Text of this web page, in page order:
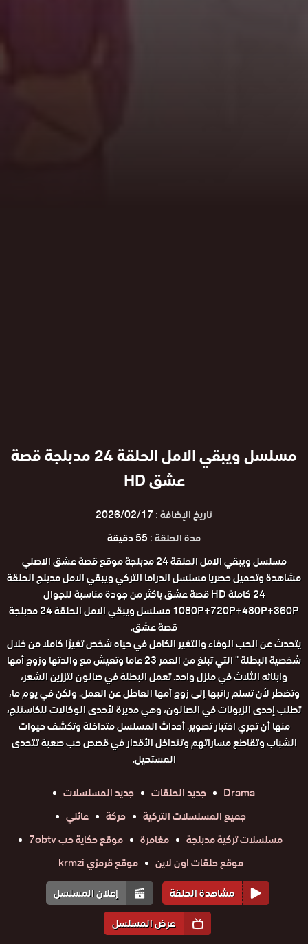
مسلسل ويبقي الامل الحلقة 24 مدبلجة قصة
عشق HD
تاريخ الإضافة :2026/02/17
مدة الحلقة :55 دقيقة
مسلسل ويبقي الامل الحلقة 24 مدبلجة موقع قصة عشق الاصلي
مشاهدة وتحميل حصريا مسلسل الدراما التركي ويبقي الامل مدبلج الحلقة
24 كاملة HD قصة عشق باكثر من جودة مناسبة للجوال
1080P+720P+480P+360P مسلسل ويبقي الامل الحلقة 24 مدبلجة
قصة عشق.
يتحدث عن الحب الوفاء والتغير الكامل في حياه شخص تغيرًا كاملا من خلال
شخصية البطلة " التي تبلغ من العمر 23 عاما وتعيش مع والدتها وزوج أمها
وابنائه الثلاث في منزل واحد. تعمل البطلة في صالون لتززين الشعر،
وتضطر لأن تسلم راتبها إلى زوج أمها العاطل عن العمل. ولكن في يوم ما،
تطلب إحدى الزبونات في الصالون، وهي مديرة لأحدى الوكالات للكاستنج،
منها أن تجري اختبار تصوير. أحداث المسلسل متداخلة وتكشف حيوات
الشباب وتقاطع مساراتهم وتتداخل الأقدار في قصص حب صعبة تتحدى
المستحيل.
Drama
جديد الحلقات
جديد المسلسلات
جميع المسلسلات التركية
حركة
عائلي
مسلسلات تركية مدبلجة
مغامرة
موقع حكاية حب 7obtv
موقع حلقات اون لاين
موقع قرمزي krmzi
مشاهدة الحلقة
إعلان المسلسل
عرض المسلسل